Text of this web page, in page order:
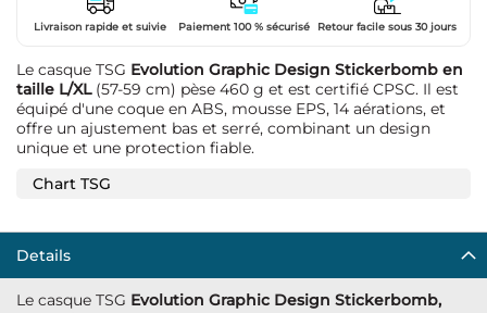
Livraison rapide et suivie Paiement 100 % sécurisé Retour facile sous 30 jours
Le casque TSG Evolution Graphic Design Stickerbomb en
taille L/XL(57-59 cm) pèse 460 g et est certifié CPSC. Il est
équipé d'une coque en ABS, mousse EPS, 14 aérations, et
offre un ajustement bas et serré, combinant un design
unique et une protection fiable.
Chart TSG
Details
Le casque TSG Evolution Graphic Design Stickerbomb,